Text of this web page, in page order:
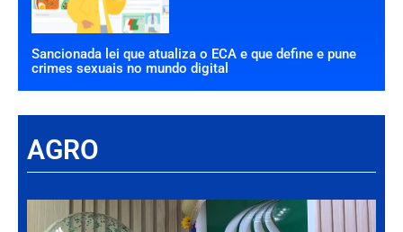
Sancionada lei que atualiza o ECA e que define e pune
crimes sexuais no mundo digital
AGRO